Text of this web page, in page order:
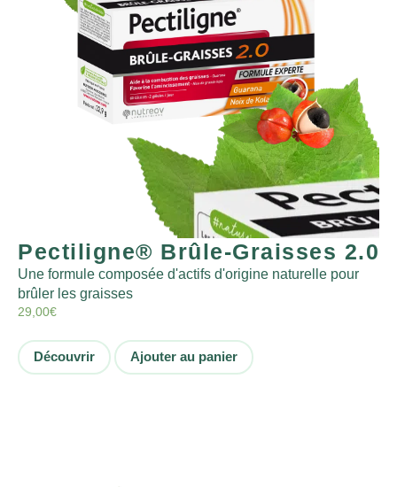
Pectiligne® Brûle-Graisses 2.0
Une formule composée d'actifs d'origine naturelle pour
brûler les graisses
29,00€
Découvrir Ajouter au panier